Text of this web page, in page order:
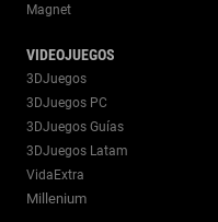
Magnet
VIDEOJUEGOS
3DJuegos
3DJuegos PC
3DJuegos Guías
3DJuegos Latam
VidaExtra
Millenium